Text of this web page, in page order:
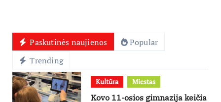
Paskutinės naujienos
Popular
Trending
Kultūra Miestas
Kovo 11-osios gimnazija keičia